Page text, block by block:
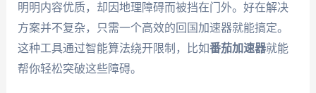
明明内容优质，却因地理障碍而被挡在门外。好在解决
方案并不复杂，只需一个高效的回国加速器就能搞定。
这种工具通过智能算法绕开限制，比如番茄加速器就能
帮你轻松突破这些障碍。